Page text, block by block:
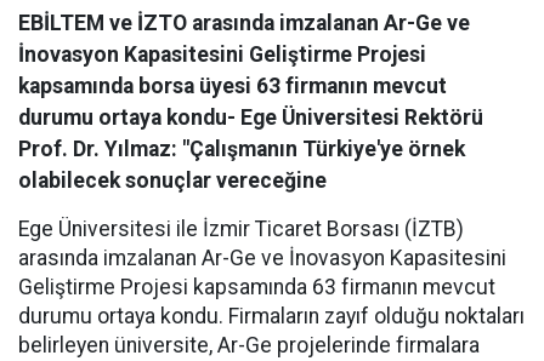
EBİLTEM ve İZTO arasında imzalanan Ar-Ge ve
İnovasyon Kapasitesini Geliştirme Projesi
kapsamında borsa üyesi 63 firmanın mevcut
durumu ortaya kondu- Ege Üniversitesi Rektörü
Prof. Dr. Yılmaz: "Çalışmanın Türkiye'ye örnek
olabilecek sonuçlar vereceğine
Ege Üniversitesi ile İzmir Ticaret Borsası (İZTB)
arasında imzalanan Ar-Ge ve İnovasyon Kapasitesini
Geliştirme Projesi kapsamında 63 firmanın mevcut
durumu ortaya kondu. Firmaların zayıf olduğu noktaları
belirleyen üniversite, Ar-Ge projelerinde firmalara